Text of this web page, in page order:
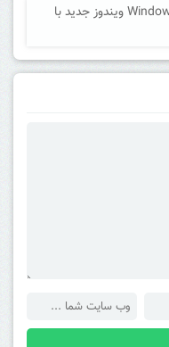
دانلود Windows 11 25H2 Build 27774.1000 ویندوز جدید با